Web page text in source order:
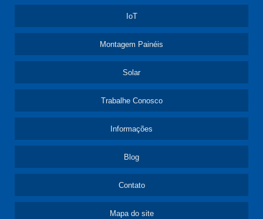
IoT
Montagem Painéis
Solar
Trabalhe Conosco
Informações
Blog
Contato
Mapa do site